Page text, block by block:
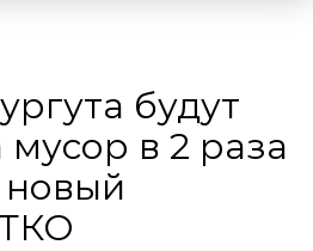
будут
мусор в 2 раза